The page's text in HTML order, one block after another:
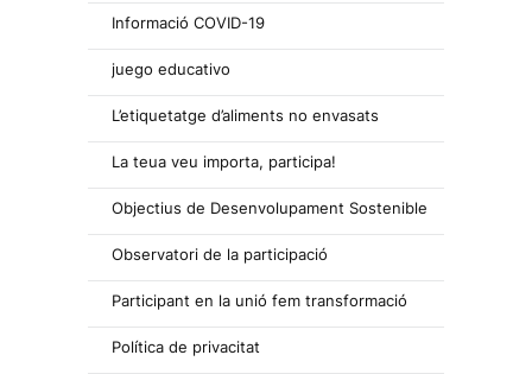
Informació COVID-19
juego educativo
L’etiquetatge d’aliments no envasats
La teua veu importa, participa!
Objectius de Desenvolupament Sostenible
Observatori de la participació
Participant en la unió fem transformació
Política de privacitat